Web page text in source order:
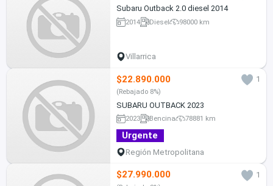
Subaru Outback 2.0 diesel 2014
2014 Diesel 98000 km
Villarrica
$22.890.000 1
(Rebajado 8%)
SUBARU OUTBACK 2023
2023 Bencina 78881 km
Urgente
Región Metropolitana
$27.990.000 1